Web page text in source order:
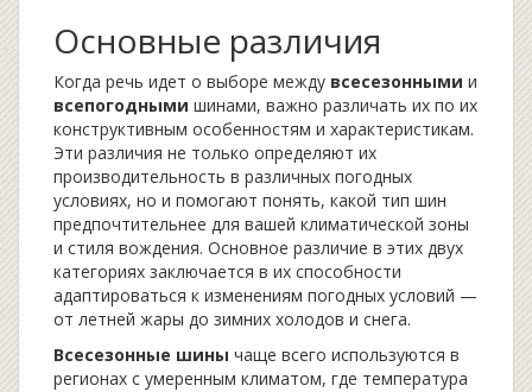
Основные различия
Когда речь идет о выборе между всесезонными и
всепогодными шинами, важно различать их по их
конструктивным особенностям и характеристикам.
Эти различия не только определяют их
производительность в различных погодных
условиях, но и помогают понять, какой тип шин
предпочтительнее для вашей климатической зоны
и стиля вождения. Основное различие в этих двух
категориях заключается в их способности
адаптироваться к изменениям погодных условий —
от летней жары до зимних холодов и снега.
Всесезонные шины чаще всего используются в
регионах с умеренным климатом, где температура